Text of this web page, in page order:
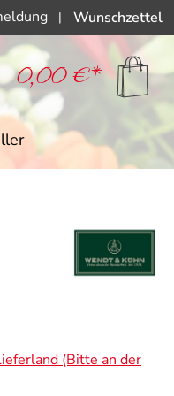
| Wunschzettel
0,00 €*
(Bitte an der